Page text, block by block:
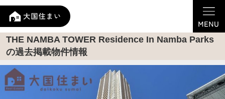
THE NAMBA TOWER Residence In Namba Parks
の過去掲載物件情報